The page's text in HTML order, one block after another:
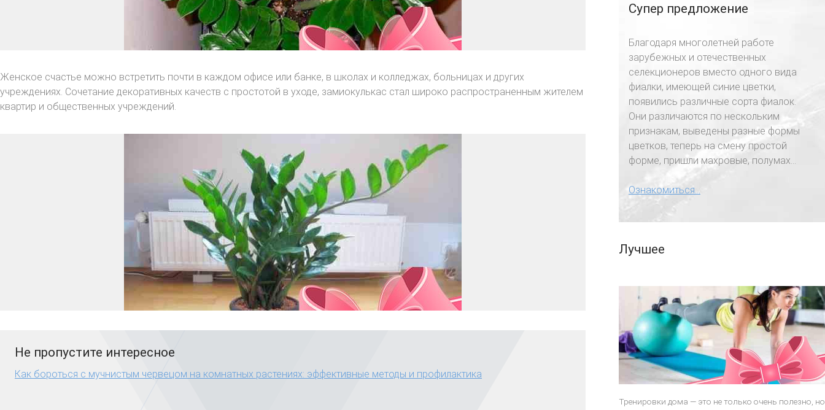
Женское счастье можно встретить почти в каждом офисе или банке, в школах и колледжах, больницах и других
учреждениях. Сочетание декоративных качеств с простотой в уходе, замиокулькас стал широко распространенным жителем
квартир и общественных учреждений.
Не пропустите интересное
Как бороться с мучнистым червецом на комнатных растениях: эффективные методы и профилактика
Супер предложение
Благодаря многолетней работе
зарубежных и отечественных
селекционеров вместо одного вида
фиалки, имеющей синие цветки,
появились различные сорта фиалок.
Они различаются по нескольким
признакам, выведены разные формы
цветков, теперь на смену простой
форме, пришли махровые, полумах...
Ознакомиться...
Лучшее
Тренировки дома — это не только очень полезно, но